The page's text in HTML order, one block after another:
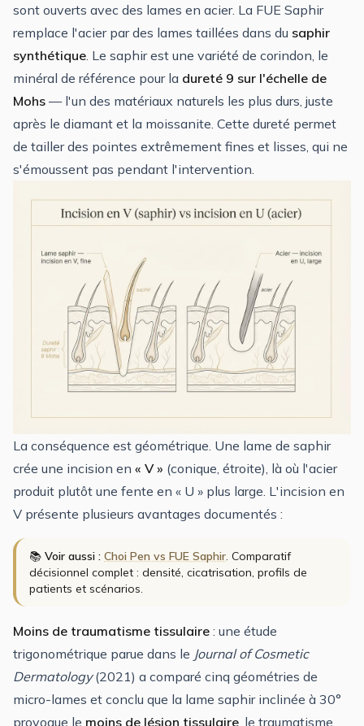
sont ouverts avec des lames en acier. La FUE Saphir
remplace l'acier par des lames taillées dans du saphir
synthétique . Le saphir est une variété de corindon, le
minéral de référence pour la dureté 9 sur l'échelle de
Mohs — l'un des matériaux naturels les plus durs, juste
après le diamant et la moissanite. Cette dureté permet
de tailler des pointes extrêmement fines et lisses, qui ne
s'émoussent pas pendant l'intervention.
La conséquence est géométrique. Une lame de saphir
crée une incision en « V » (conique, étroite), là où l'acier
produit plutôt une fente en « U » plus large. L'incision en
V présente plusieurs avantages documentés :
📚 Voir aussi : Choi Pen vs FUE Saphir . Comparatif
décisionnel complet : densité, cicatrisation, profils de
patients et scénarios.
Moins de traumatisme tissulaire : une étude
trigonométrique parue dans le Journal of Cosmetic
Dermatology(2021) a comparé cinq géométries de
micro-lames et conclu que la lame saphir inclinée à 30°
provoque le moins de lésion tissulaire , le traumatisme